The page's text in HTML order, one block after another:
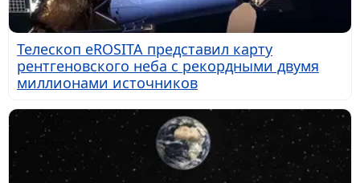
Телескоп eROSITA представил карту
рентгеновского неба с рекордными двумя
миллионами источников